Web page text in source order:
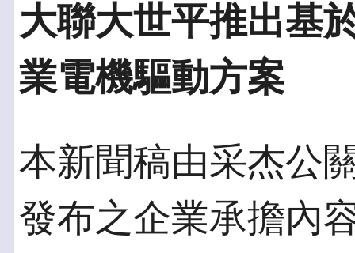
大聯大世平推出基
業電機驅動方案
本新聞稿由采杰公
發布之企業承擔內